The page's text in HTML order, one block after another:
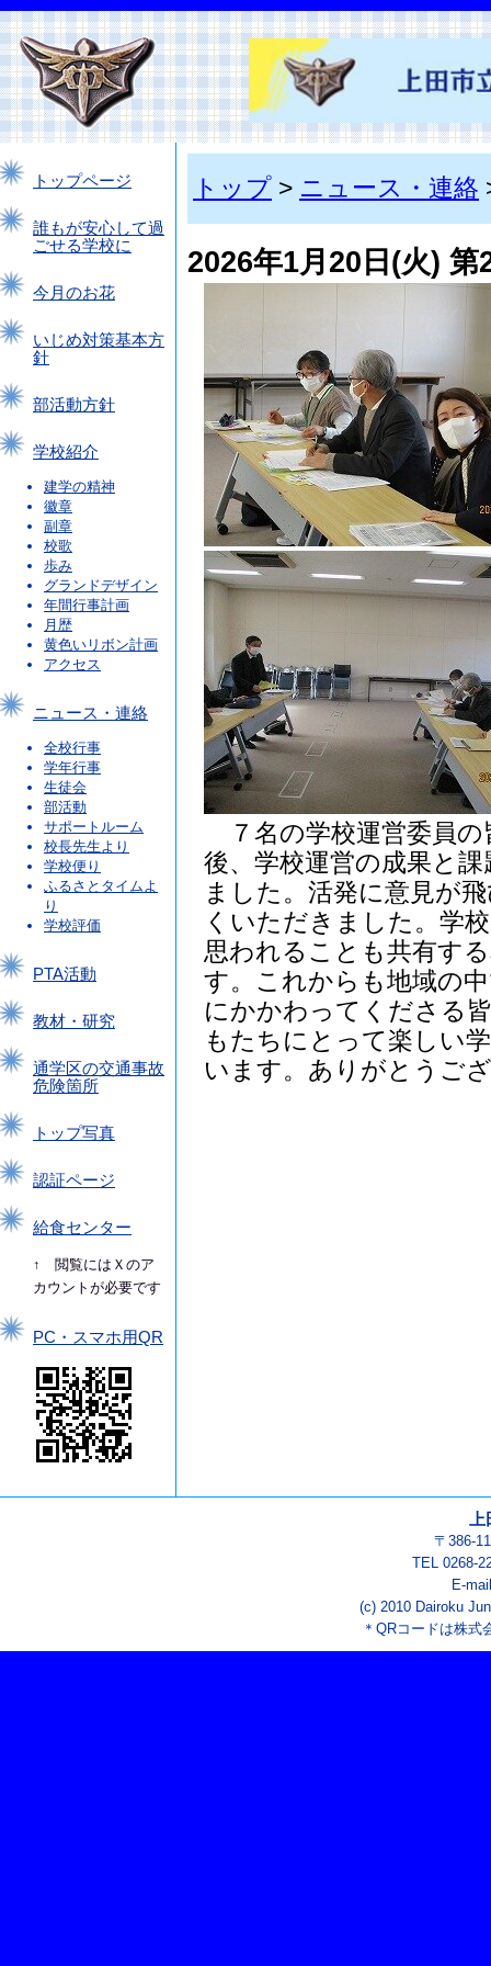
トップページ
誰もが安心して過
ごせる学校に
今月のお花
いじめ対策基本方
針
部活動方針
学校紹介
建学の精神
徽章
副章
校歌
歩み
グランドデザイン
年間行事計画
月歴
黄色いリボン計画
アクセス
ニュース・連絡
全校行事
学年行事
生徒会
部活動
サポートルーム
校長先生より
学校便り
ふるさとタイムよ
り
学校評価
PTA活動
教材・研究
通学区の交通事故
危険箇所
トップ写真
認証ページ
給食センター
↑ 閲覧にはＸのア
カウントが必要です
PC・スマホ用QR
トップ > ニュース・連絡
2026年1月20日(火)
７名の学校運営委員の
後、学校運営の成果と
ました。活発に意見が
くいただきました。学
思われることも共有す
す。これからも地域の
にかかわってくださる
もたちにとって楽しい
います。ありがとうご
〒386-
TEL 0268-
E-
(c) 2010 Dairoku
＊QRコードは株式